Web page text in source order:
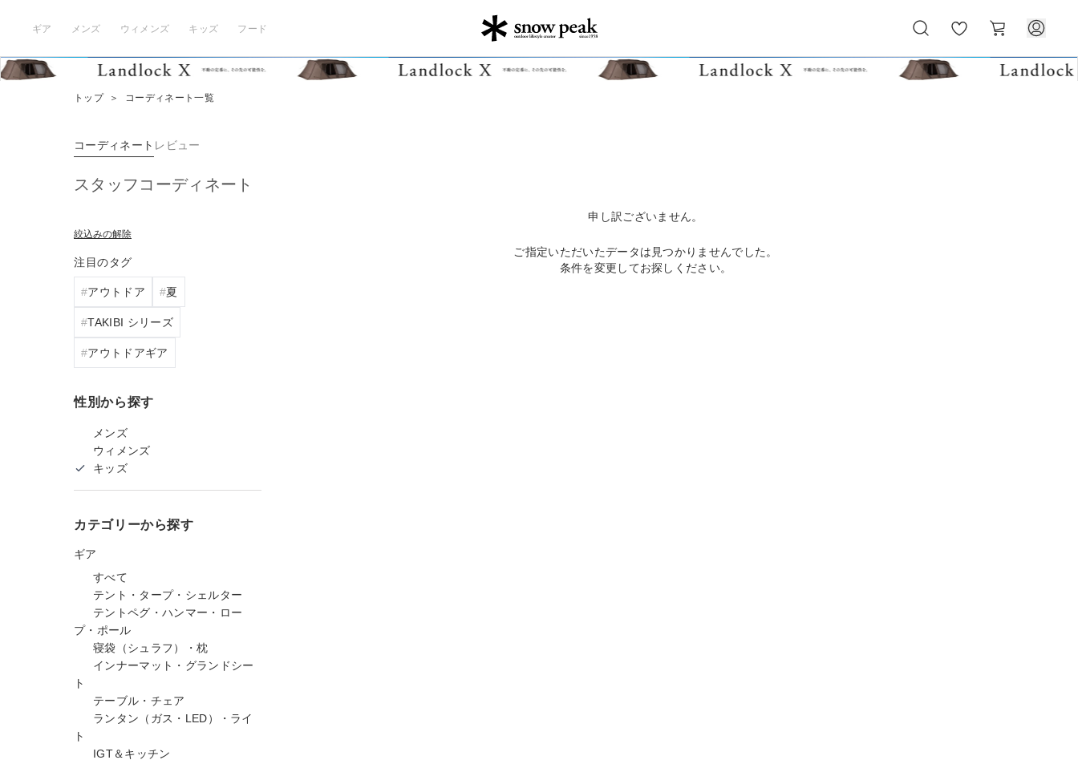
ギア メンズ ウィメンズ キッズ フード
気
に
ー
ト
トップ ＞ コーディネート一覧
コーディネート レビュー
スタッフコーディネート
絞込みの解除
注目のタグ
アウトドア 夏
TAKIBI シリーズ
アウトドアギア
性別から探す
メンズ
ウィメンズ
キッズ
カテゴリーから探す
ギア
すべて
テント・タープ・シェルター
テントペグ・ハンマー・ロー
プ・ポール
寝袋（シュラフ）・枕
インナーマット・グランドシー
ト
テーブル・チェア
ランタン（ガス・LED）・ライ
ト
IGT＆キッチン
申し訳ございません。
ご指定いただいたデータは見つかりませんでした。
条件を変更してお探しください。